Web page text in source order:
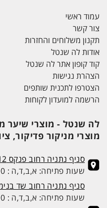
עמוד ראשי
צור קשר
תקנון משלוחים והחזרות
אודות לה שנטל
קוד קופון אתר לה שנטל
הצהרת נגישות
הצטרפו לתכנית שותפים
הרשמה למועדון לקוחות
לה שנטל - מוצרי שיער
מוצרי מניקור פדיקור,
סניף נתניה רחוב פנקס 12
שעות פתיחה: א,ב,ד,ה : 9:00-15:00, ג: 9:00-13:00
סניף נתניה רחוב שד בנימין
שעות פתיחה: א,ב,ד,ה : 9:00-18:00, ג,ו: 9:00-13:00